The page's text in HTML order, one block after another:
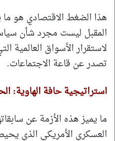
هذا الضغط الاقتصادي هو
المقبل ليست مجرد شأن
لاستقرار الأسواق العالمية
تصدر عن قاعة الاجتماعات.
استراتيجية حافة الهاوية:
ما يميز هذه الأزمة عن
العسكري الأمريكي الذي